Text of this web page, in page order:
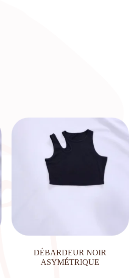
DÉBARDEUR NOIR
ASYMÉTRIQUE